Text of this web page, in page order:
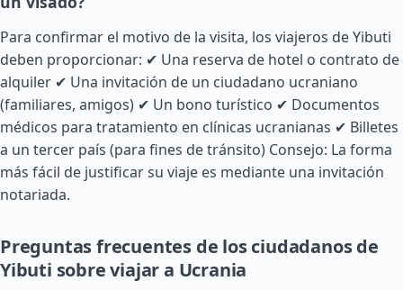
Para confirmar el motivo de la visita, los viajeros de Yibuti
deben proporcionar: ✔ Una reserva de hotel o contrato de
alquiler ✔ Una invitación de un ciudadano ucraniano
(familiares, amigos) ✔ Un bono turístico ✔ Documentos
médicos para tratamiento en clínicas ucranianas ✔ Billetes
a un tercer país (para fines de tránsito) Consejo: La forma
más fácil de justificar su viaje es mediante una invitación
notariada.
Preguntas frecuentes de los ciudadanos de
Yibuti sobre viajar a Ucrania